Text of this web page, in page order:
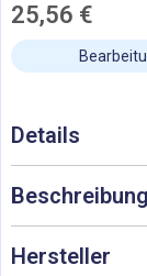
springen
25,56 €
Details
Beschreibung
Hersteller